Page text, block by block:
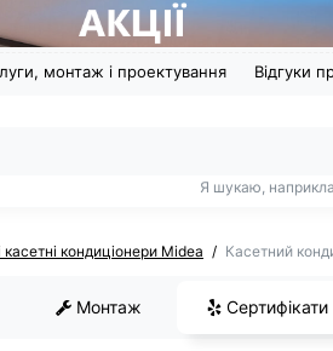
монтаж і проектування Відгуки
Я шукаю,
касетні кондиціонери Midea Касетний
Монтаж Сертифікати